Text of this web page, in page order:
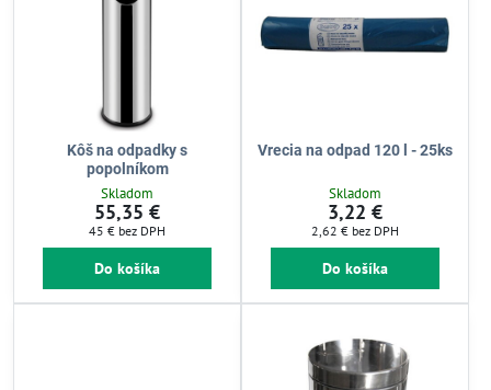
Kôš na odpadky s
popolníkom
Skladom
55,35 €
45 € bez DPH
Do košíka
Vrecia na odpad 120 l - 25ks
Skladom
3,22 €
2,62 € bez DPH
Do košíka